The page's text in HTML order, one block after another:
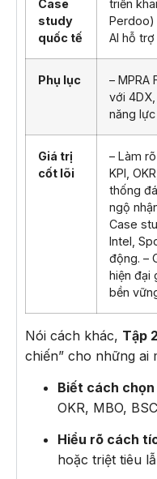
Case
study
quốc tế
triển
Perdoo)
AI hỗ trợ
Phụ lục
– MPRA
với 4DX,
năng
Giá trị
cốt lõi
– Làm
KPI,
thống
ngộ
Case
Intel,
động. –
hiện đại
bền
Nói cách khác, Tập 2
chiến” cho những ai
Biết cách
OKR, MBO,
Hiểu rõ cách
hoặc triệt tiêu